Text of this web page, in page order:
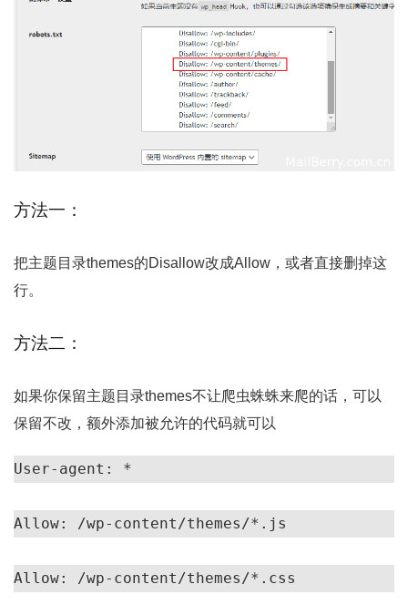
方法一：
把主题目录themes的Disallow改成Allow，或者直接删掉这
行。
方法二：
如果你保留主题目录themes不让爬虫蛛蛛来爬的话，可以
保留不改，额外添加被允许的代码就可以
User-agent: *
Allow: /wp-content/themes/*.js
Allow: /wp-content/themes/*.css